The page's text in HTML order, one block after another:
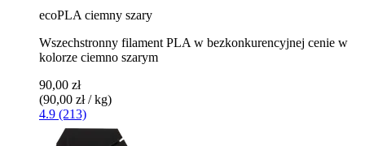
ecoPLA ciemny szary
Wszechstronny filament PLA w bezkonkurencyjnej cenie w
kolorze ciemno szarym
90,00 zł
(90,00 zł / kg)
4.9 (213)